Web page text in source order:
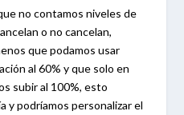
no contamos niveles de
o no cancelan,
que podamos usar
al 60% y que solo en
subir al 100%, esto
y podríamos personalizar el